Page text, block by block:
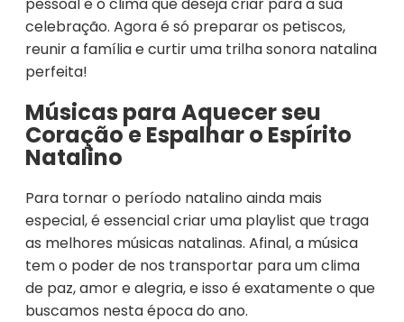
celebração. Agora é só preparar os petiscos,
reunir a família e curtir uma trilha sonora natalina
perfeita!
Músicas para Aquecer seu
Coração e Espalhar o Espírito
Natalino
Para tornar o período natalino ainda mais
especial, é essencial criar uma playlist que traga
as melhores músicas natalinas. Afinal, a música
tem o poder de nos transportar para um clima
de paz, amor e alegria, e isso é exatamente o que
buscamos nesta época do ano.